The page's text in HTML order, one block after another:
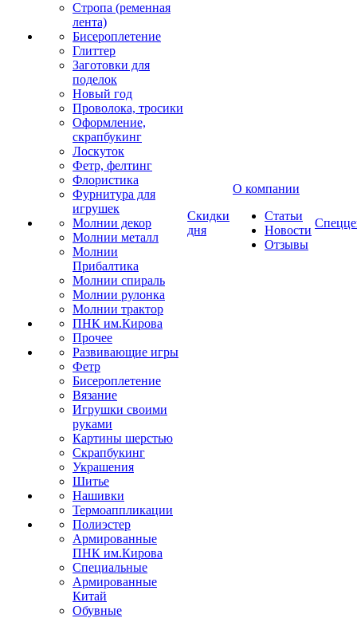
Стропа (ременная
лента)
Бисероплетение
Глиттер
Заготовки для
поделок
Новый год
Проволока, тросики
Оформление,
скрапбукинг
Лоскуток
Фетр, фелтинг
Флористика
Фурнитура для
игрушек
Молнии декор
Молнии металл
Молнии
Прибалтика
Молнии спираль
Молнии рулонка
Молнии трактор
ПНК им.Кирова
Прочее
Развивающие игры
Фетр
Бисероплетение
Вязание
Игрушки своими
руками
Картины шерстью
Скрапбукинг
Украшения
Шитье
Нашивки
Термоаппликации
Полиэстер
Армированные
ПНК им.Кирова
Специальные
Армированные
Китай
Обувные
Скидки
дня
О компании
Статьи
Новости
Отзывы